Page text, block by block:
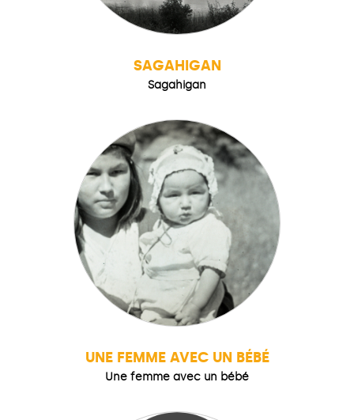
SAGAHIGAN
Sagahigan
UNE FEMME AVEC UN BÉBÉ
Une femme avec un bébé